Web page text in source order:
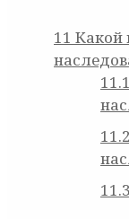
11 Какой
11.1
11.2
11.3